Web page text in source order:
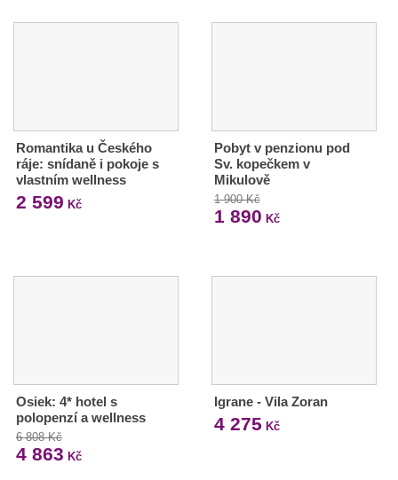
Romantika u Českého
ráje: snídaně i pokoje s
vlastním wellness
2 599 Kč
Pobyt v penzionu pod
Sv. kopečkem v
Mikulově
1 900 Kč
1 890 Kč
Osiek: 4* hotel s
polopenzí a wellness
6 808 Kč
4 863 Kč
Igrane - Vila Zoran
4 275 Kč